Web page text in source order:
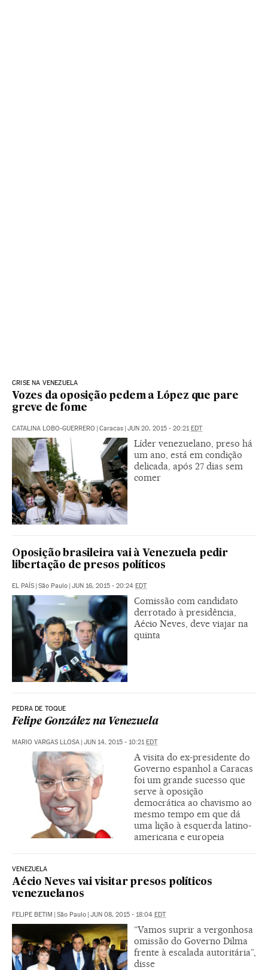
CRISE NA VENEZUELA
Vozes da oposição pedem a López que pare
greve de fome
CATALINA LOBO-GUERRERO | Caracas | JUN 20, 2015 - 20:21EDT
Líder venezuelano, preso há
um ano, está em condição
delicada, após 27 dias sem
comer
Oposição brasileira vai à Venezuela pedir
libertação de presos políticos
EL PAÍS | São Paulo | JUN 16, 2015 - 20:24 EDT
Comissão com candidato
derrotado à presidência,
Aécio Neves, deve viajar na
quinta
PEDRA DE TOQUE
Felipe González na Venezuela
MARIO VARGAS LLOSA | JUN 14, 2015 - 10:21EDT
A visita do ex-presidente do
Governo espanhol a Caracas
foi um grande sucesso que
serve à oposição
democrática ao chavismo ao
mesmo tempo em que dá
uma lição à esquerda latino-
americana e europeia
VENEZUELA
Aécio Neves vai visitar presos políticos
venezuelanos
FELIPE BETIM | São Paulo | JUN 08, 2015 - 18:04 EDT
“Vamos suprir a vergonhosa
omissão do Governo Dilma
frente à escalada autoritária”,
disse